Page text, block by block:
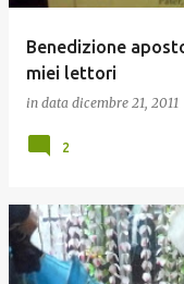
Benedizione
miei lettori
in data dicembre 21, 2011
2